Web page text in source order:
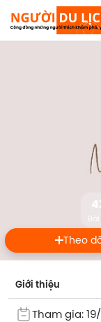
Theo
Giới thiệu
Tham gia: